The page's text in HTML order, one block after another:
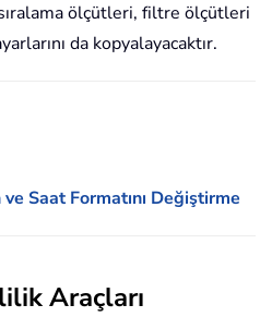
ölçütleri, filtre ölçütleri
da kopyalayacaktır.
Saat Formatını Değiştirme
Araçları